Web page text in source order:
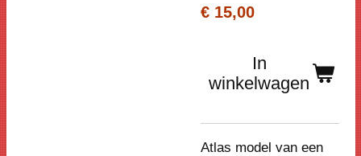
€ 15,00
In
winkelwagen
Atlas model van een